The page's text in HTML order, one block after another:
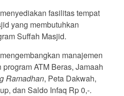
fasilitas tempat
yang membutuhkan
Suffah Masjid.
manajemen
ATM Beras, Jamaah
Ramadhan, Peta Dakwah,
dan Saldo Infaq Rp 0,-.